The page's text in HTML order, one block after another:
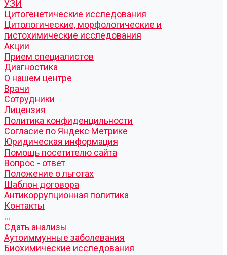
УЗИ
Цитогенетические исследования
Цитологические, морфологические и
гистохимические исследования
Акции
Прием специалистов
Диагностика
О нашем центре
Врачи
Сотрудники
Лицензия
Политика конфиденцильности
Согласие по Яндекс Метрике
Юридическая информация
Помощь посетителю сайта
Вопрос - ответ
Положение о льготах
Шаблон договора
Антикоррупционная политика
Контакты
...
Cдать анализы
Аутоиммунные заболевания
Биохимические исследования